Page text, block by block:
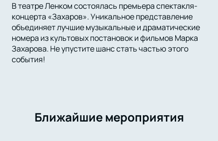
В театре Ленком состоялась премьера спектакля-
концерта «Захаров». Уникальное представление
объединяет лучшие музыкальные и драматические
номера из культовых постановок и фильмов Марка
Захарова. Не упустите шанс стать частью этого
события!
Ближайшие мероприятия